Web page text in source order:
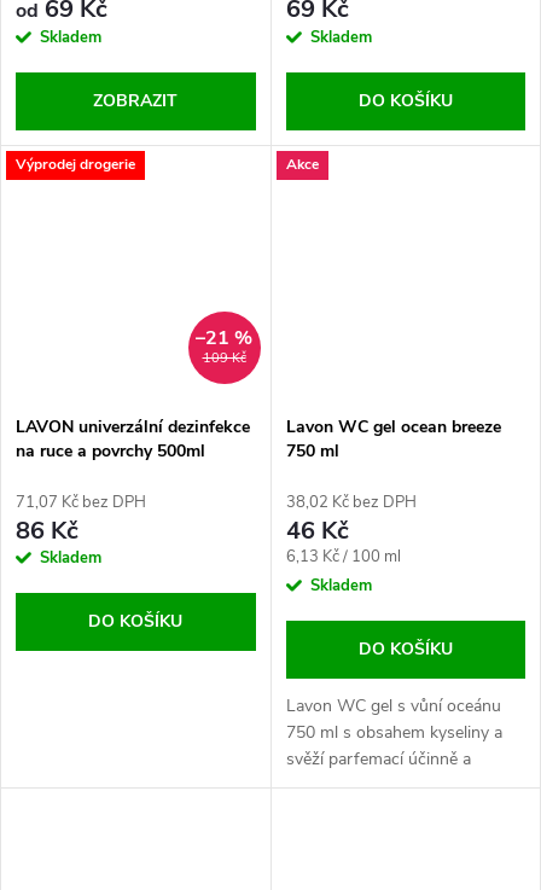
od 69 Kč
Skladem
ZOBRAZIT
69 Kč
Skladem
DO KOŠÍKU
Výprodej drogerie
109 Kč
–21 %
LAVON univerzální dezinfekce
na ruce a povrchy 500ml
71,07 Kč bez DPH
86 Kč
Skladem
DO KOŠÍKU
Akce
Lavon WC gel ocean breeze
750 ml
38,02 Kč bez DPH
46 Kč
Měrná
cena:
6,13 Kč / 100 ml
Skladem
DO KOŠÍKU
Lavon WC gel s vůní oceánu
750 ml s obsahem kyseliny a
svěží parfemací účinně a
snadno odstraní rez, vodní a